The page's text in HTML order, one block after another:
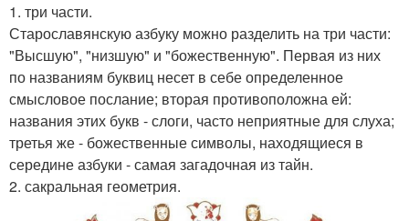
1. три части.
Старославянскую азбуку можно разделить на три части:
"Высшую", "низшую" и "божественную". Первая из них
по названиям буквиц несет в себе определенное
смысловое послание; вторая противоположна ей:
названия этих букв - слоги, часто неприятные для слуха;
третья же - божественные символы, находящиеся в
середине азбуки - самая загадочная из тайн.
2. сакральная геометрия.